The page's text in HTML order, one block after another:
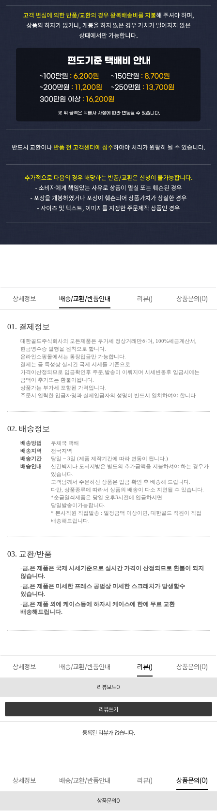
상세정보 배송/교환/반품안내 리뷰() 상품문의(0)
01. 결제정보
대한골드주식회사의 모든제품은 부가세 정상거래만하며, 100%세금계산서,
현금영수증 발행을 원칙으로 합니다.
온라인쇼핑몰에서는 통장입금만 가능합니다.
결제는 금 특성상 실시간 국제 시세를 기준으로
가격이산정되므로 입금확인후 주문,발송이 이뤄지며 시세변동후 입금시에는
금액이 추가또는 환불이됩니다.
상품가는 부가세 포함된 가격입니다.
주문시 입력한 입금자명과 실제입금자의 성명이 반드시 일치하여야 합니다.
02. 배송정보
배송방법
우체국 택배
배송지역
전국지역
배송기간
당일 ~ 3일 (제품 제작기간에 따라 변동이 됩니다.)
배송안내
산간벽지나 도서지방은 별도의 추가금액을 지불하셔야 하는 경우가
있습니다.
고객님께서 주문하신 상품은 입금 확인 후 배송해 드립니다.
다만, 상품종류에 따라서 상품의 배송이 다소 지연될 수 있습니다.
*순금열쇠제품은 당일 오후3시전에 입금하시면
당일발송이가능합니다.
* 본사직원 직접발송 : 일정금액 이상이면, 대한골드 직원이 직접
배송해드립니다.
03. 교환/반품
-금,은 제품은 국제 시세기준으로 실시간 가격이 산정되므로 환불이 되지
않습니다.
-금,은 제품은 미세한 프레스 공법상 미세한 스크래치가 발생할수
있습니다.
-금,은 제품 외에 케이스등에 하자시 케이스에 한에 무료 교환
배송해드립니다.
상세정보 배송/교환/반품안내 리뷰() 상품문의(0)
리뷰보드0
리뷰쓰기
등록된 리뷰가 없습니다.
상세정보 배송/교환/반품안내 리뷰() 상품문의(0)
상품문의0